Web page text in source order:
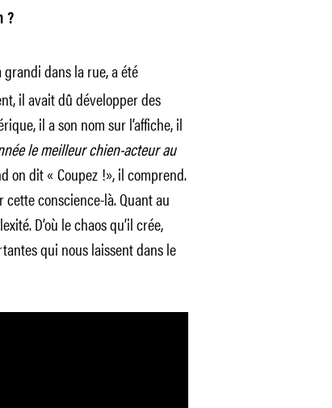
?
dans la rue, a été
il avait dû développer des
il a son nom sur l’affiche, il
le meilleur chien-acteur au
on dit « Coupez !», il comprend.
conscience-là. Quant au
D’où le chaos qu’il crée,
qui nous laissent dans le